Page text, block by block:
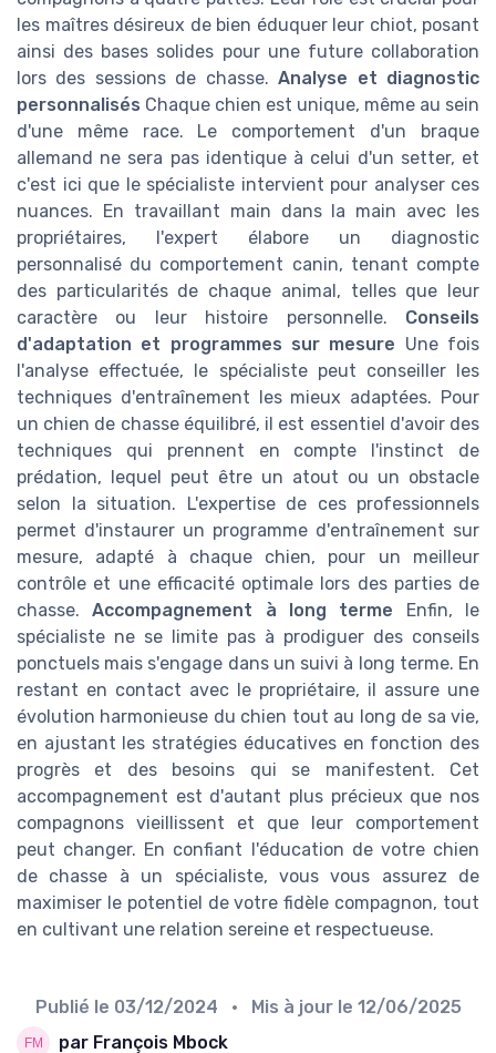
les maîtres désireux de bien éduquer leur chiot, posant
ainsi des bases solides pour une future collaboration
lors des sessions de chasse.Analyse et diagnostic
personnalisés Chaque chien est unique, même au sein
d'une même race. Le comportement d'un braque
allemand ne sera pas identique à celui d'un setter, et
c'est ici que le spécialiste intervient pour analyser ces
nuances. En travaillant main dans la main avec les
propriétaires, l'expert élabore un diagnostic
personnalisé du comportement canin, tenant compte
des particularités de chaque animal, telles que leur
caractère ou leur histoire personnelle. Conseils
d'adaptation et programmes sur mesure Une fois
l'analyse effectuée, le spécialiste peut conseiller les
techniques d'entraînement les mieux adaptées. Pour
un chien de chasse équilibré, il est essentiel d'avoir des
techniques qui prennent en compte l'instinct de
prédation, lequel peut être un atout ou un obstacle
selon la situation. L'expertise de ces professionnels
permet d'instaurer un programme d'entraînement sur
mesure, adapté à chaque chien, pour un meilleur
contrôle et une efficacité optimale lors des parties de
chasse.Accompagnement à long terme Enfin, le
spécialiste ne se limite pas à prodiguer des conseils
ponctuels mais s'engage dans un suivi à long terme. En
restant en contact avec le propriétaire, il assure une
évolution harmonieuse du chien tout au long de sa vie,
en ajustant les stratégies éducatives en fonction des
progrès et des besoins qui se manifestent. Cet
accompagnement est d'autant plus précieux que nos
compagnons vieillissent et que leur comportement
peut changer. En confiant l'éducation de votre chien
de chasse à un spécialiste, vous vous assurez de
maximiser le potentiel de votre fidèle compagnon, tout
en cultivant une relation sereine et respectueuse.
Publié le 03/12/2024 • Mis à jour le 12/06/2025
par François Mbock